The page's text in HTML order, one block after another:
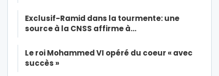
Exclusif-Ramid dans la tourmente: une
source à la CNSS affirme à…
Le roi Mohammed VI opéré du coeur « avec
succès »